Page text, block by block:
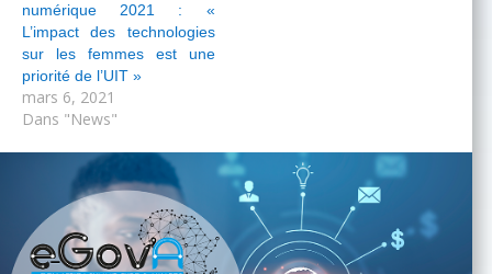
numérique 2021 : «
L’impact des technologies
sur les femmes est une
priorité de l’UIT »
mars 6, 2021
Dans "News"